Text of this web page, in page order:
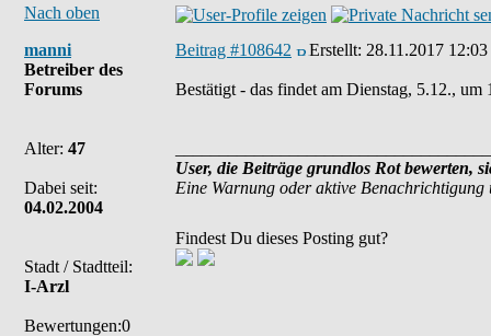
Nach oben
manni
Betreiber des
Forums
Alter: 47
Dabei seit:
04.02.2004
Stadt / Stadtteil:
I-Arzl
Bewertungen:0
Beitrag #108642 Erstellt: 28.11.2017 12:03
Bestätigt - das findet am Dienstag, 5.12.,
User, die Beiträge grundlos Rot bewerten,
Eine Warnung oder aktive
Findest Du dieses Posting gut?